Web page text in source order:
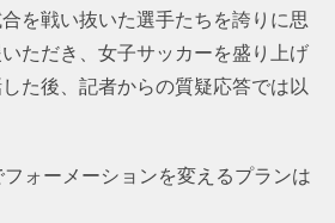
を戦い抜いた選手たちを誇りに思
ただき、女子サッカーを盛り上げ
た後、記者からの質疑応答では以
フォーメーションを変えるプランは